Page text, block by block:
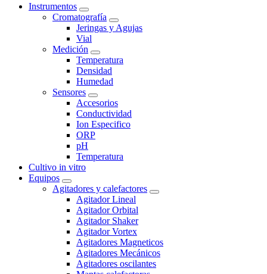
Instrumentos
Cromatografía
Jeringas y Agujas
Vial
Medición
Temperatura
Densidad
Humedad
Sensores
Accesorios
Conductividad
Ion Especifico
ORP
pH
Temperatura
Cultivo in vitro
Equipos
Agitadores y calefactores
Agitador Lineal
Agitador Orbital
Agitador Shaker
Agitador Vortex
Agitadores Magneticos
Agitadores Mecánicos
Agitadores oscilantes